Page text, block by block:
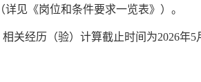
见《岗位和条件要求一览表》）。
相关经历（验） 计算截止时间为2026年5